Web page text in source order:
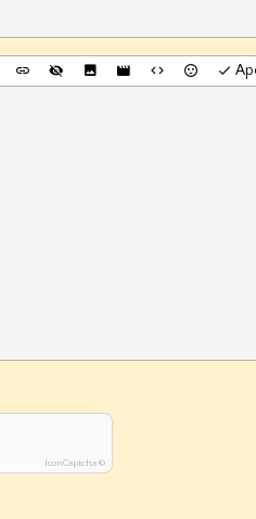
IconCaptcha ©